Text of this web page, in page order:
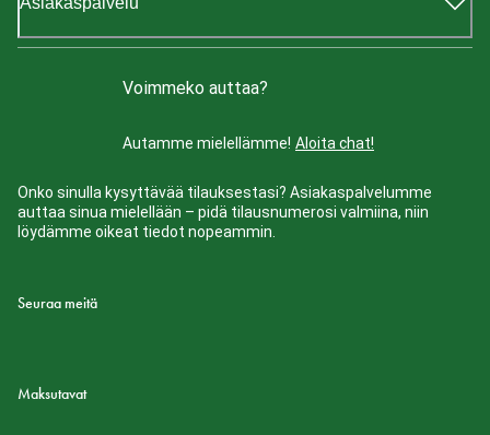
Voimmeko auttaa?
Autamme mielellämme! Aloita chat!
Onko sinulla kysyttävää tilauksestasi? Asiakaspalvelumme
auttaa sinua mielellään – pidä tilausnumerosi valmiina, niin
löydämme oikeat tiedot nopeammin.
Seuraa meitä
Maksutavat